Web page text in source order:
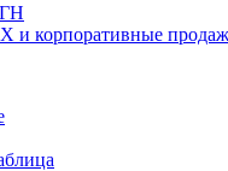
и корпоративные